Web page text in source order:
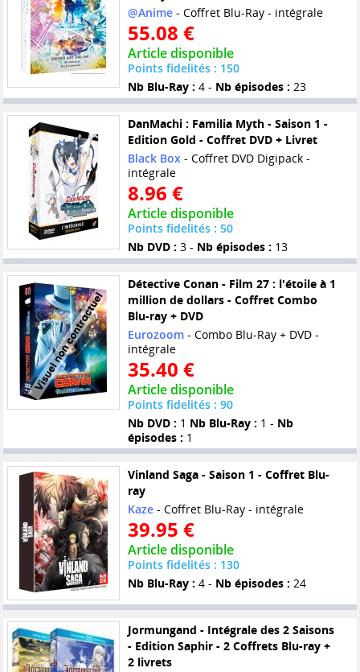
@Anime- Coffret Blu-Ray - intégrale
55.08 €
Article disponible
Points fidelités : 150
Nb Blu-Ray : 4 - Nb épisodes : 23
DanMachi : Familia Myth - Saison 1 -
Edition Gold - Coffret DVD + Livret
Black Box- Coffret DVD Digipack -
intégrale
8.96 €
Article disponible
Points fidelités : 50
Nb DVD : 3 - Nb épisodes : 13
Détective Conan - Film 27 : l'étoile à 1
million de dollars - Coffret Combo
Blu-ray + DVD
Eurozoom- Combo Blu-Ray + DVD -
intégrale
35.40 €
Article disponible
Points fidelités : 90
Nb DVD : 1 Nb Blu-Ray : 1 - Nb
épisodes : 1
Vinland Saga - Saison 1 - Coffret Blu-
ray
Kaze- Coffret Blu-Ray - intégrale
39.95 €
Article disponible
Points fidelités : 130
Nb Blu-Ray : 4 - Nb épisodes : 24
Jormungand - Intégrale des 2 Saisons
- Edition Saphir - 2 Coffrets Blu-ray +
2 livrets